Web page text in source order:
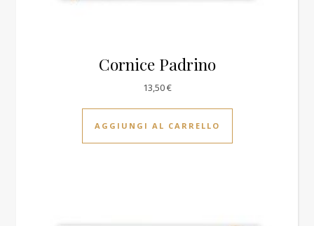
Cornice Padrino
13,50€
AGGIUNGI AL CARRELLO